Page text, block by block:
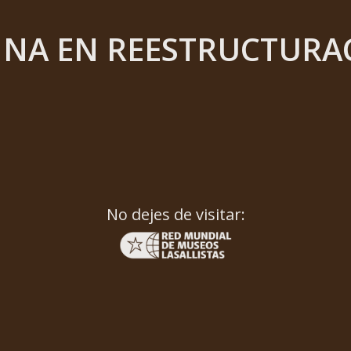
EN
No dejes de visitar: